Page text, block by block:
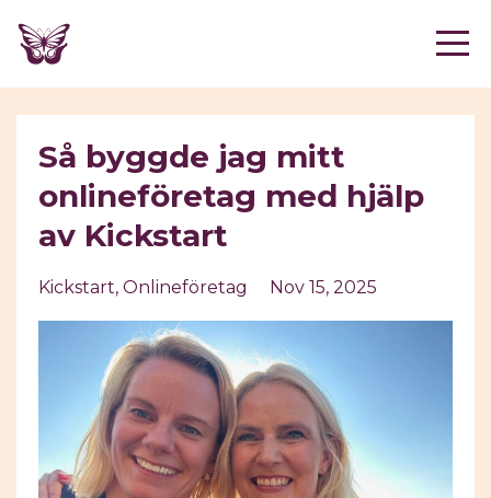
Så byggde jag mitt
onlineföretag med hjälp
av Kickstart
Kickstart Onlineföretag Nov 15, 2025